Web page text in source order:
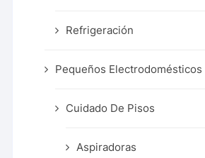
Refrigeración
Pequeños Electrodomésticos
Cuidado De Pisos
Aspiradoras